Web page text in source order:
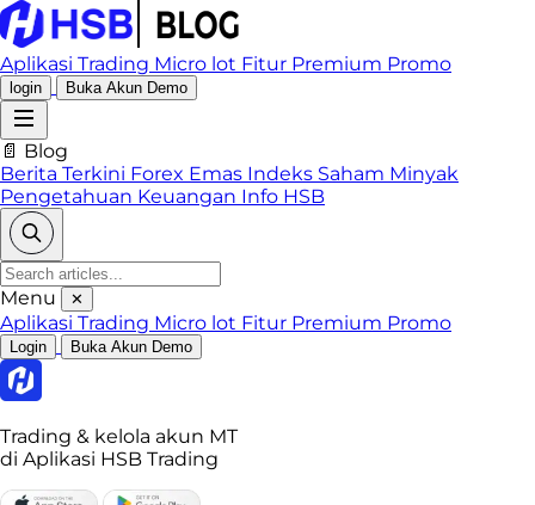
Aplikasi Trading Micro lot Fitur Premium Promo
login Buka Akun Demo
📄 Blog
Berita Terkini Forex Emas Indeks Saham Minyak
Pengetahuan Keuangan Info HSB
Menu ✕
Aplikasi Trading Micro lot Fitur Premium Promo
Login Buka Akun Demo
Trading & kelola akun MT
di Aplikasi HSB Trading